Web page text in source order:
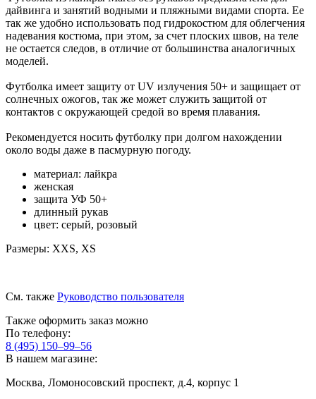
дайвинга и занятий водными и пляжными видами спорта. Ее
так же удобно использовать под гидрокостюм для облегчения
надевания костюма, при этом, за счет плоских швов, на теле
не остается следов, в отличие от большинства аналогичных
моделей.
Футболка имеет защиту от UV излучения 50+ и защищает от
солнечных ожогов, так же может служить защитой от
контактов с окружающей средой во время плавания.
Рекомендуется носить футболку при долгом нахождении
около воды даже в пасмурную погоду.
материал: лайкра
женская
защита УФ 50+
длинный рукав
цвет: серый, розовый
Размеры: XXS, XS
См. также Руководство пользователя
Также оформить заказ можно
По телефону:
8 (495) 150–99–56
В нашем магазине:
Москва, Ломоносовский проспект, д.4, корпус 1